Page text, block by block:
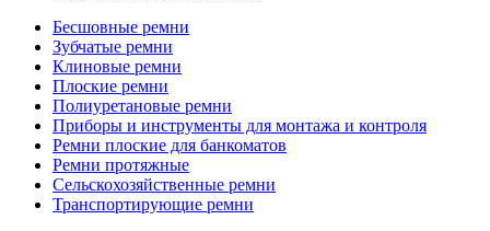
Бесшовные ремни
Зубчатые ремни
Клиновые ремни
Плоские ремни
Полиуретановые ремни
Приборы и инструменты для монтажа и контроля
Ремни плоские для банкоматов
Ремни протяжные
Сельскохозяйственные ремни
Транспортирующие ремни